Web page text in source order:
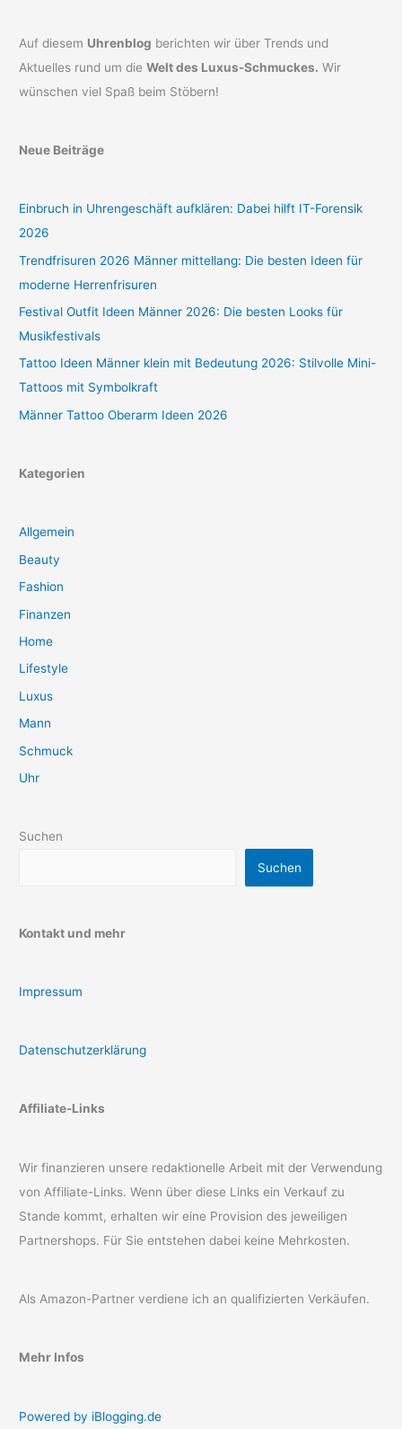
Auf diesem Uhrenblog berichten wir über Trends und
Aktuelles rund um dieWelt des Luxus-Schmuckes. Wir
wünschen viel Spaß beim Stöbern!
Neue Beiträge
Einbruch in Uhrengeschäft aufklären: Dabei hilft IT-Forensik
2026
Trendfrisuren 2026 Männer mittellang: Die besten Ideen für
moderne Herrenfrisuren
Festival Outfit Ideen Männer 2026: Die besten Looks für
Musikfestivals
Tattoo Ideen Männer klein mit Bedeutung 2026: Stilvolle Mini-
Tattoos mit Symbolkraft
Männer Tattoo Oberarm Ideen 2026
Kategorien
Allgemein
Beauty
Fashion
Finanzen
Home
Lifestyle
Luxus
Mann
Schmuck
Uhr
Suchen
Suchen
Kontakt und mehr
Impressum
Datenschutzerklärung
Affiliate-Links
Wir finanzieren unsere redaktionelle Arbeit mit der Verwendung
von Affiliate-Links. Wenn über diese Links ein Verkauf zu
Stande kommt, erhalten wir eine Provision des jeweiligen
Partnershops. Für Sie entstehen dabei keine Mehrkosten.
Als Amazon-Partner verdiene ich an qualifizierten Verkäufen.
Mehr Infos
Powered by iBlogging.de